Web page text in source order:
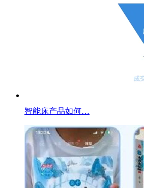
智能床产品如何…